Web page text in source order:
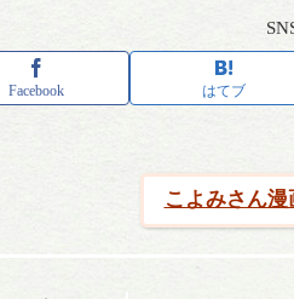
Facebook はてブ
こよみさん漫